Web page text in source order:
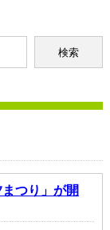
つり」が開